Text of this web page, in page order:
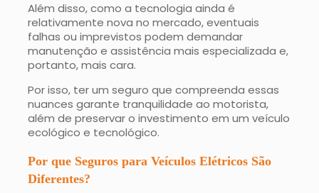
Além disso, como a tecnologia ainda é
relativamente nova no mercado, eventuais
falhas ou imprevistos podem demandar
manutenção e assistência mais especializada e,
portanto, mais cara.
Por isso, ter um seguro que compreenda essas
nuances garante tranquilidade ao motorista,
além de preservar o investimento em um veículo
ecológico e tecnológico.
Por que Seguros para Veículos Elétricos São
Diferentes?